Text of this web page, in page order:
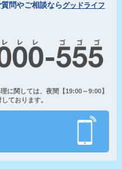
問やご相談ならグッドライフ
に関しては、夜間【19:00～9:00】
ております。